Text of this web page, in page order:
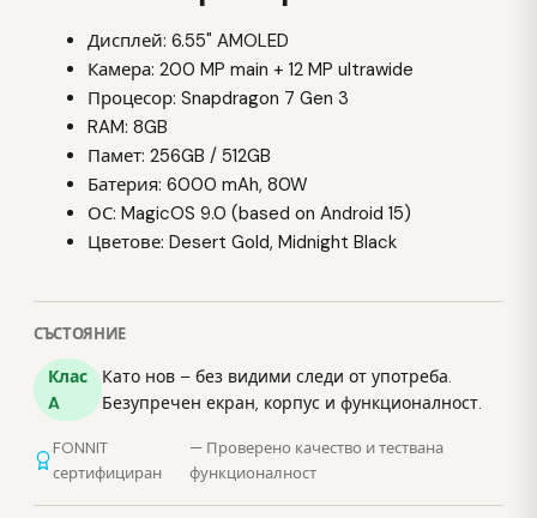
Дисплей: 6.55" AMOLED
Камера: 200 MP main + 12 MP ultrawide
Процесор: Snapdragon 7 Gen 3
RAM: 8GB
Памет: 256GB / 512GB
Батерия: 6000 mAh, 80W
ОС: MagicOS 9.0 (based on Android 15)
Цветове: Desert Gold, Midnight Black
СЪСТОЯНИЕ
Клас
A
Като нов – без видими следи от употреба.
Безупречен екран, корпус и функционалност.
FONNIT
сертифициран
— Проверено качество и тествана
функционалност